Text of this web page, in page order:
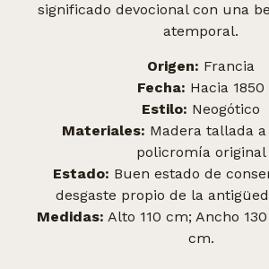
significado devocional con una
atemporal.
Origen: Francia
Fecha: Hacia 1850
Estilo: Neogótico
Materiales: Madera tallada
policromía original
Estado: Buen estado de
desgaste propio de la
Medidas: Alto 110 cm; Ancho
cm.